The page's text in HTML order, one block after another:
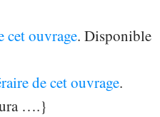
cet ouvrage. Disponible
de cet ouvrage.
….}